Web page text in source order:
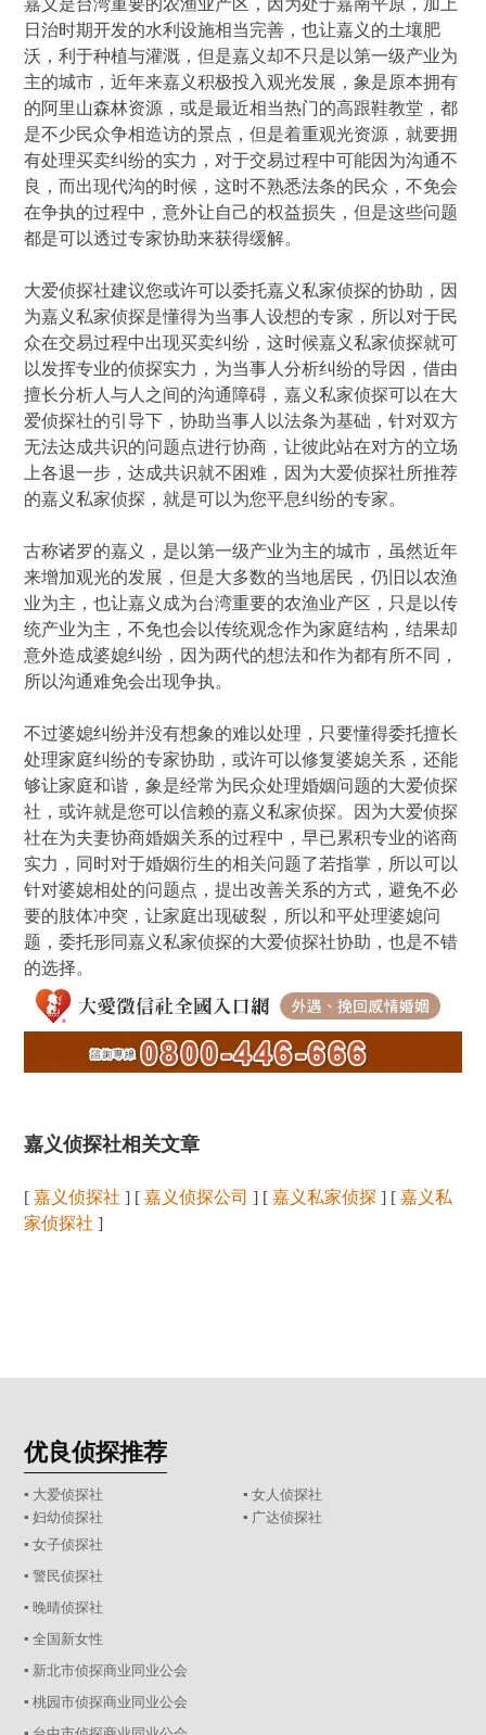
嘉义是台湾重要的农渔业产区，因为处于嘉南平原，加上
日治时期开发的水利设施相当完善，也让嘉义的土壤肥
沃，利于种植与灌溉，但是嘉义却不只是以第一级产业为
主的城市，近年来嘉义积极投入观光发展，象是原本拥有
的阿里山森林资源，或是最近相当热门的高跟鞋教堂，都
是不少民众争相造访的景点，但是着重观光资源，就要拥
有处理买卖纠纷的实力，对于交易过程中可能因为沟通不
良，而出现代沟的时候，这时不熟悉法条的民众，不免会
在争执的过程中，意外让自己的权益损失，但是这些问题
都是可以透过专家协助来获得缓解。
大爱侦探社建议您或许可以委托嘉义私家侦探的协助，因
为嘉义私家侦探是懂得为当事人设想的专家，所以对于民
众在交易过程中出现买卖纠纷，这时候嘉义私家侦探就可
以发挥专业的侦探实力，为当事人分析纠纷的导因，借由
擅长分析人与人之间的沟通障碍，嘉义私家侦探可以在大
爱侦探社的引导下，协助当事人以法条为基础，针对双方
无法达成共识的问题点进行协商，让彼此站在对方的立场
上各退一步，达成共识就不困难，因为大爱侦探社所推荐
的嘉义私家侦探，就是可以为您平息纠纷的专家。
古称诸罗的嘉义，是以第一级产业为主的城市，虽然近年
来增加观光的发展，但是大多数的当地居民，仍旧以农渔
业为主，也让嘉义成为台湾重要的农渔业产区，只是以传
统产业为主，不免也会以传统观念作为家庭结构，结果却
意外造成婆媳纠纷，因为两代的想法和作为都有所不同，
所以沟通难免会出现争执。
不过婆媳纠纷并没有想象的难以处理，只要懂得委托擅长
处理家庭纠纷的专家协助，或许可以修复婆媳关系，还能
够让家庭和谐，象是经常为民众处理婚姻问题的大爱侦探
社，或许就是您可以信赖的嘉义私家侦探。因为大爱侦探
社在为夫妻协商婚姻关系的过程中，早已累积专业的谘商
实力，同时对于婚姻衍生的相关问题了若指掌，所以可以
针对婆媳相处的问题点，提出改善关系的方式，避免不必
要的肢体冲突，让家庭出现破裂，所以和平处理婆媳问
题，委托形同嘉义私家侦探的大爱侦探社协助，也是不错
的选择。
嘉义侦探社相关文章
[嘉义侦探社 ] [嘉义侦探公司 ] [嘉义私家侦探 ] [嘉义私
家侦探社 ]
优良侦探推荐
▪ 大爱侦探社
▪ 女人侦探社
▪ 妇幼侦探社
▪ 广达侦探社
▪ 女子侦探社
▪ 警民侦探社
▪ 晚晴侦探社
▪ 全国新女性
▪ 新北市侦探商业同业公会
▪ 桃园市侦探商业同业公会